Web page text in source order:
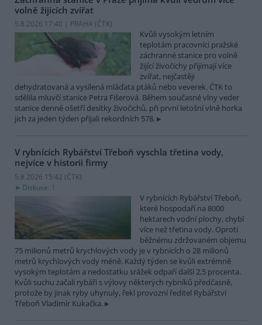
volně žijících zvířat
5.8.2026 17:40 | PRAHA (ČTK)
Kvůli vysokým letním
teplotám pracovníci pražské
záchranné stanice pro volně
žijící živočichy přijímají více
zvířat, nejčastěji
dehydratovaná a vysílená mláďata ptáků nebo veverek. ČTK to
sdělila mluvčí stanice Petra Fišerová. Během současné vlny veder
stanice denně ošetří desítky živočichů, při první letošní vlně horka
jich za jeden týden přijali rekordních 578.
V rybnících Rybářství Třeboň vyschla třetina vody,
nejvíce v historii firmy
5.8.2026 15:42 (ČTK)
Diskuse: 1
V rybnících Rybářství Třeboň,
které hospodaří na 8000
hektarech vodní plochy, chybí
více než třetina vody. Oproti
běžnému zdržovaném objemu
75 milionů metrů krychlových vody je v rybnících o 28 milionů
metrů krychlových vody méně. Každý týden se kvůli extrémně
vysokým teplotám a nedostatku srážek odpaří další 2,5 procenta.
Kvůli suchu začali rybáři s výlovy některých rybníků předčasně,
protože by jinak ryby uhynuly, řekl provozní ředitel Rybářství
Třeboň Vladimír Kukačka.